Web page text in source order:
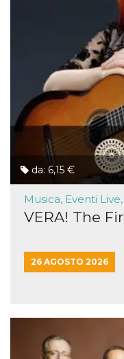
da: 6,15 €
Musica, Eventi
VERA! The
26 AGOSTO 2026